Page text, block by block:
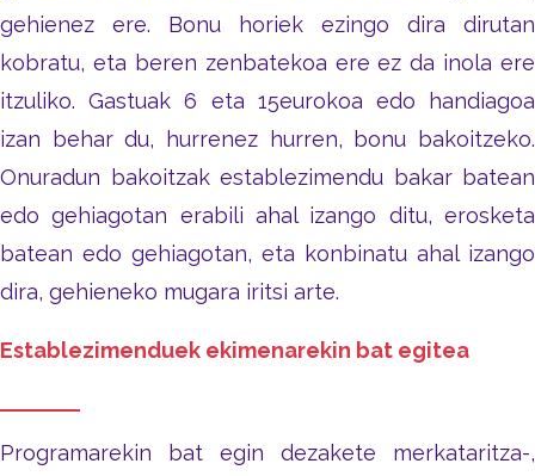
gehienez ere. Bonu horiek ezingo dira dirutan
kobratu, eta beren zenbatekoa ere ez da inola ere
itzuliko. Gastuak 6 eta 15eurokoa edo handiagoa
izan behar du, hurrenez hurren, bonu bakoitzeko.
Onuradun bakoitzak establezimendu bakar batean
edo gehiagotan erabili ahal izango ditu, erosketa
batean edo gehiagotan, eta konbinatu ahal izango
dira, gehieneko mugara iritsi arte.
Establezimenduek ekimenarekin bat egitea
Programarekin bat egin dezakete merkataritza-,